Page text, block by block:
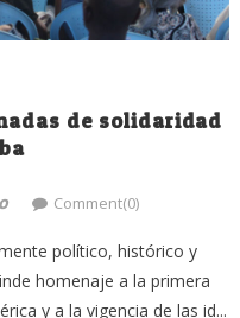
de solidaridad
Comment(0)
político, histórico y
homenaje a la primera
y a la vigencia de las id...